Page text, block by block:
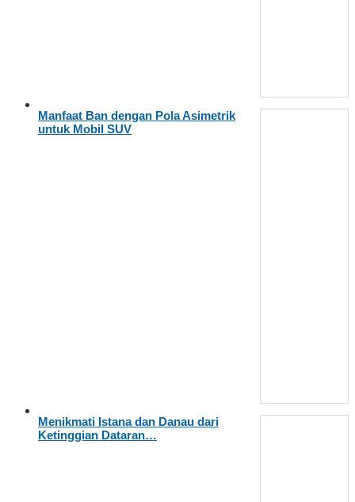
Manfaat Ban dengan Pola Asimetrik
untuk Mobil SUV
Menikmati Istana dan Danau dari
Ketinggian Dataran…